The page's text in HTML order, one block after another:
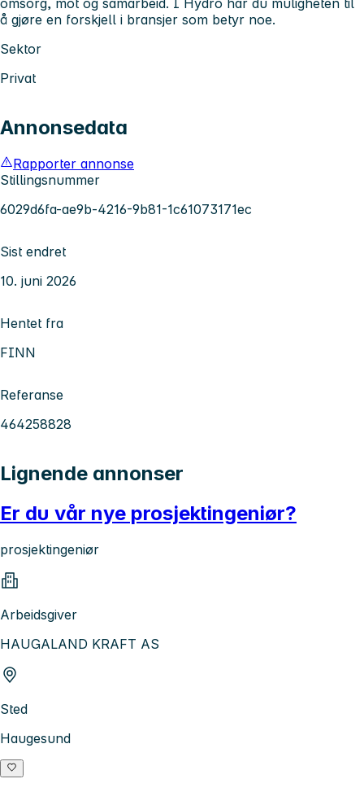
omsorg, mot og samarbeid. I Hydro har du muligheten til
å gjøre en forskjell i bransjer som betyr noe.
Sektor
Privat
Annonsedata
Rapporter annonse
Stillingsnummer
6029d6fa-ae9b-4216-9b81-1c61073171ec
Sist endret
10. juni 2026
Hentet fra
FINN
Referanse
464258828
Lignende annonser
Er du vår nye prosjektingeniør?
prosjektingeniør
Arbeidsgiver
HAUGALAND KRAFT AS
Sted
Haugesund